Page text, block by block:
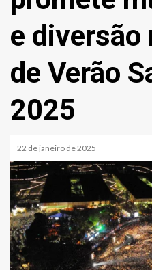
e diversão
de Verão
2025
22 de janeiro de 2025